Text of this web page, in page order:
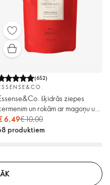
(652)
šķidrās ziepes
un rokām ar magoņu un
aromātu (uzpildes
6,49€ 10,00
produktiem